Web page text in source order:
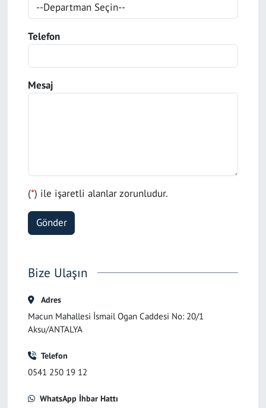
Telefon
Mesaj
(*) ile işaretli alanlar zorunludur.
Gönder
Bize Ulaşın
Adres
Macun Mahallesi İsmail Ogan Caddesi No: 20/1
Aksu/ANTALYA
Telefon
0541 250 19 12
WhatsApp İhbar Hattı
SAĞLIK
KÜLTÜR SANAT